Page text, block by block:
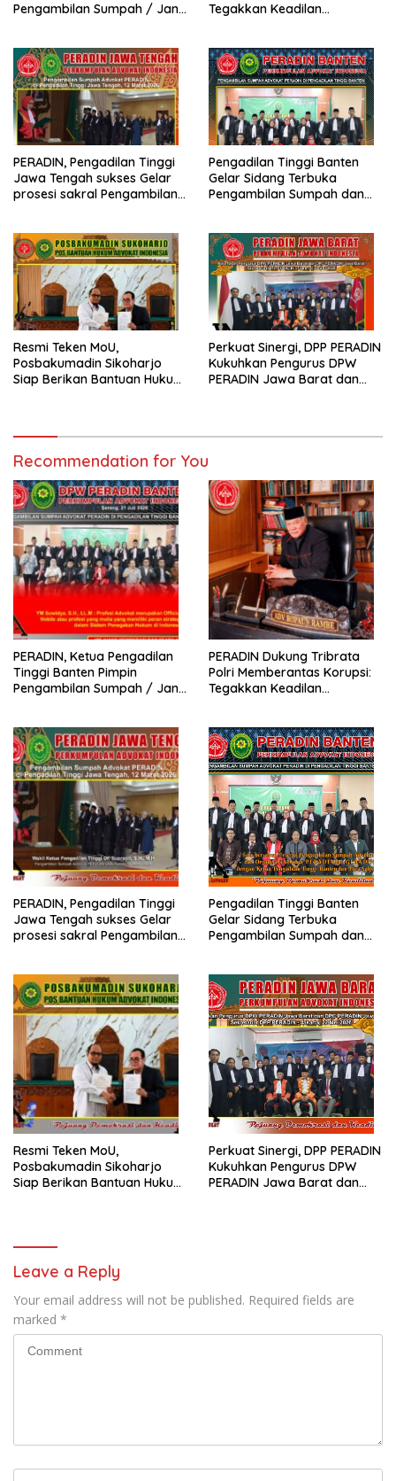
Pengambilan Sumpah / Janji
Tegakkan Keadilan
PERADIN, Pengadilan Tinggi
Jawa Tengah sukses Gelar
prosesi sakral Pengambilan
Pengadilan Tinggi Banten
Gelar Sidang Terbuka
Pengambilan Sumpah dan
Resmi Teken MoU,
Posbakumadin Sikoharjo
Siap Berikan Bantuan Hukum
Perkuat Sinergi, DPP PERADIN
Kukuhkan Pengurus DPW
PERADIN Jawa Barat dan
Recommendation for You
PERADIN, Ketua Pengadilan
Tinggi Banten Pimpin
Pengambilan Sumpah / Janji
PERADIN Dukung Tribrata
Polri Memberantas Korupsi:
Tegakkan Keadilan
PERADIN, Pengadilan Tinggi
Jawa Tengah sukses Gelar
prosesi sakral Pengambilan
Pengadilan Tinggi Banten
Gelar Sidang Terbuka
Pengambilan Sumpah dan
Resmi Teken MoU,
Posbakumadin Sikoharjo
Siap Berikan Bantuan Hukum
Perkuat Sinergi, DPP PERADIN
Kukuhkan Pengurus DPW
PERADIN Jawa Barat dan
Leave a Reply
Your email address will not be published. Required fields are
marked *